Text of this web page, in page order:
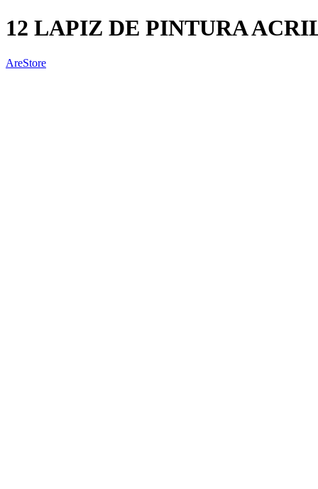
12 LAPIZ DE PINTURA
AreStore